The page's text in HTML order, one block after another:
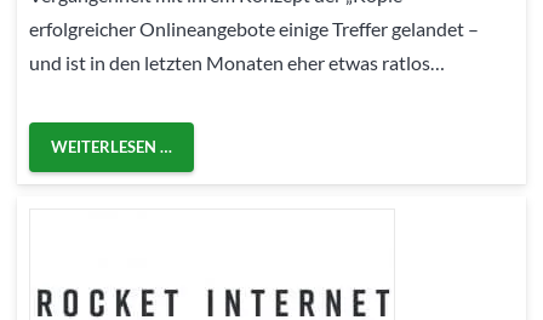
erfolgreicher Onlineangebote einige Treffer gelandet –
und ist in den letzten Monaten eher etwas ratlos…
WEITERLESEN …